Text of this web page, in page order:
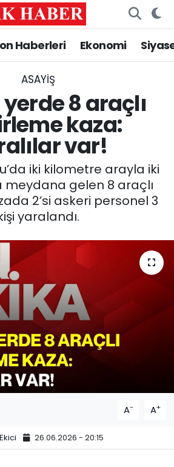
Haberleri Ekonomi
ASAYİŞ
yerde 8 araçlı
kaza:
var!
iki kilometre arayla iki
meydana gelen 8 araçlı
2’si askeri personel 3
yaralandı.
A- A+
26.06.2026 - 20:15
HABERLERİ
Durumu ve Fikstür